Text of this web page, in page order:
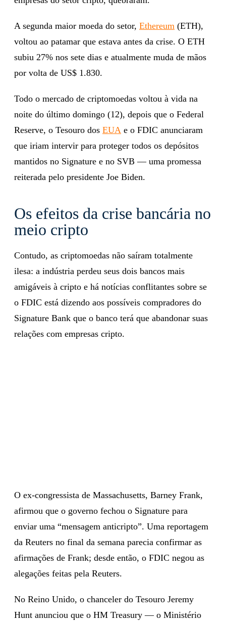
A segunda maior moeda do setor, Ethereum (ETH),
voltou ao patamar que estava antes da crise. O ETH
subiu 27% nos sete dias e atualmente muda de mãos
por volta de US$ 1.830.
Todo o mercado de criptomoedas voltou à vida na
noite do último domingo (12), depois que o Federal
Reserve, o Tesouro dos EUA e o FDIC anunciaram
que iriam intervir para proteger todos os depósitos
mantidos no Signature e no SVB — uma promessa
reiterada pelo presidente Joe Biden.
Os efeitos da crise bancária no
meio cripto
Contudo, as criptomoedas não saíram totalmente
ilesa: a indústria perdeu seus dois bancos mais
amigáveis ​​à cripto e há notícias conflitantes sobre se
o FDIC está dizendo aos possíveis compradores do
Signature Bank que o banco terá que abandonar suas
relações com empresas cripto.
O ex-congressista de Massachusetts, Barney Frank,
afirmou que o governo fechou o Signature para
enviar uma “mensagem anticripto”. Uma reportagem
da Reuters no final da semana parecia confirmar as
afirmações de Frank; desde então, o FDIC negou as
alegações feitas pela Reuters.
No Reino Unido, o chanceler do Tesouro Jeremy
Hunt anunciou que o HM Treasury — o Ministério